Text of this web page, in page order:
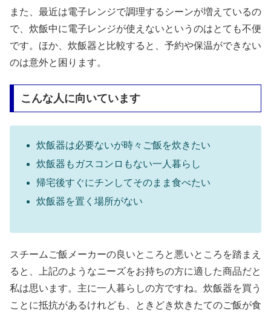
また、最近は電子レンジで調理するシーンが増えているの
で、炊飯中に電子レンジが使えないというのはとても不便
です。ほか、炊飯器と比較すると、予約や保温ができない
のは意外と困ります。
こんな人に向いています
炊飯器は必要ないが時々ご飯を炊きたい
炊飯器もガスコンロもない一人暮らし
帰宅後すぐにチンしてそのまま食べたい
炊飯器を置く場所がない
スチームご飯メーカーの良いところと悪いところを踏まえ
ると、上記のようなニーズをお持ちの方に適した商品だと
私は思います。主に一人暮らしの方ですね。炊飯器を買う
ことに抵抗があるけれども、ときどき炊きたてのご飯が食